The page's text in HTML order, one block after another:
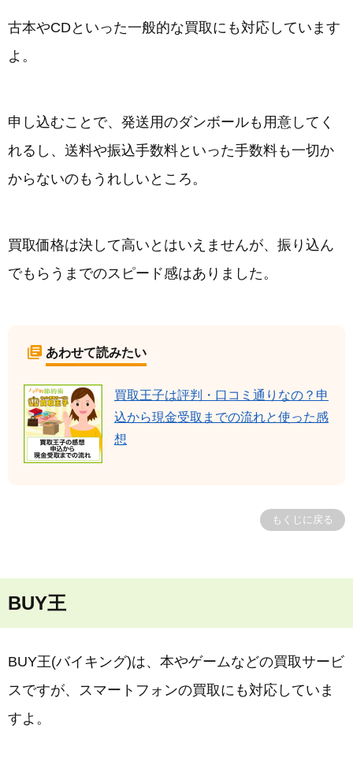
古本やCDといった一般的な買取にも対応しています
よ。
申し込むことで、発送用のダンボールも用意してく
れるし、送料や振込手数料といった手数料も一切か
からないのもうれしいところ。
買取価格は決して高いとはいえませんが、振り込ん
でもらうまでのスピード感はありました。
あわせて読みたい
買取王子は評判・口コミ通りなの？申
込から現金受取までの流れと使った感
想
もくじに戻る
BUY王
BUY王(バイキング)は、本やゲームなどの買取サービ
スですが、スマートフォンの買取にも対応していま
すよ。